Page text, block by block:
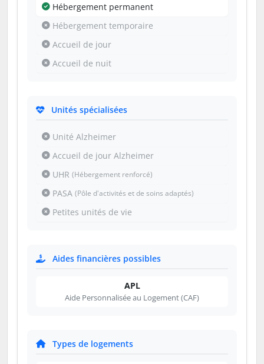
Hébergement permanent
Hébergement temporaire
Accueil de jour
Accueil de nuit
Unités spécialisées
Unité Alzheimer
Accueil de jour Alzheimer
UHR (Hébergement renforcé)
PASA (Pôle d'activités et de soins adaptés)
Petites unités de vie
Aides financières possibles
APL
Aide Personnalisée au Logement (CAF)
Types de logements